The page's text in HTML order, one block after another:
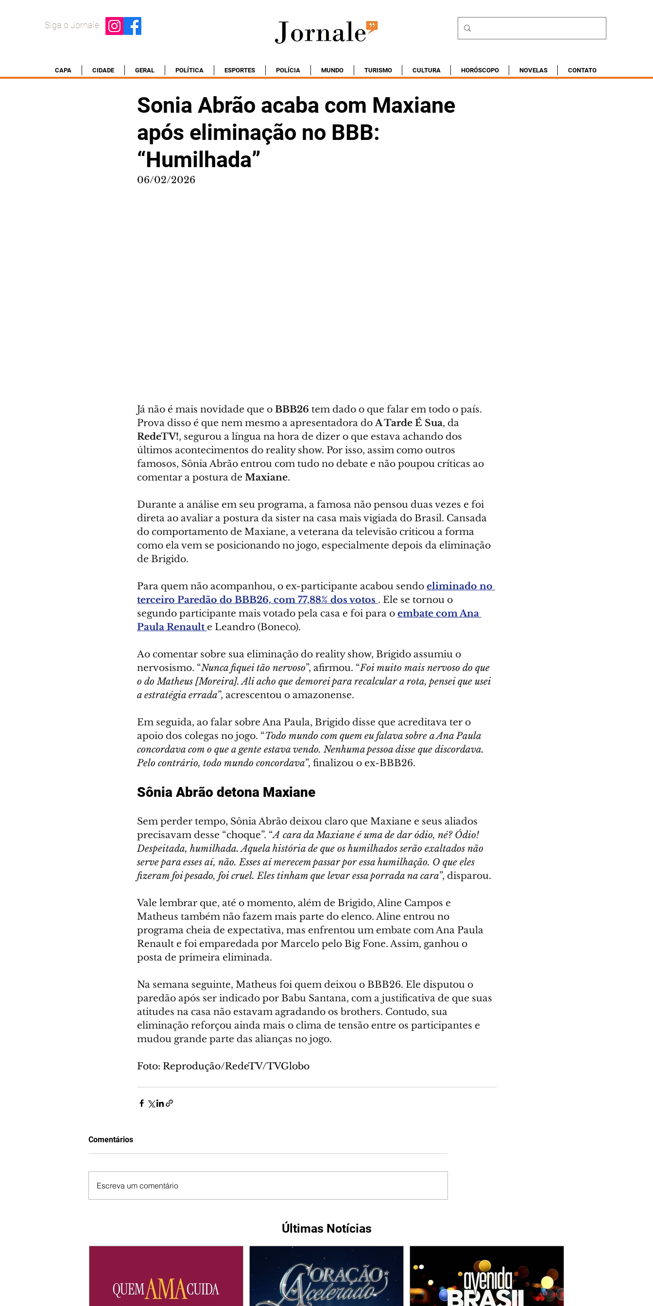
Siga o Jornale
CAPA CIDADE GERAL POLÍTICA ESPORTES POLÍCIA MUNDO TURISMO CULTURA HORÓSCOPO NOVELAS CONTATO
Sonia Abrão acaba com Maxiane
após eliminação no BBB:
“Humilhada”
06/02/2026
Já não é mais novidade que o BBB26 tem dado o que falar em todo o país.
Prova disso é que nem mesmo a apresentadora do A Tarde É Sua, da
RedeTV!, segurou a língua na hora de dizer o que estava achando dos
últimos acontecimentos do reality show. Por isso, assim como outros
famosos, Sônia Abrão entrou com tudo no debate e não poupou críticas ao
comentar a postura de Maxiane.
Durante a análise em seu programa, a famosa não pensou duas vezes e foi
direta ao avaliar a postura da sister na casa mais vigiada do Brasil. Cansada
do comportamento de Maxiane, a veterana da televisão criticou a forma
como ela vem se posicionando no jogo, especialmente depois da eliminação
de Brigido.
Para quem não acompanhou, o ex-participante acabou sendo eliminado no
terceiro Paredão do BBB26, com 77,88% dos votos . Ele se tornou o
segundo participante mais votado pela casa e foi para o embate com Ana
Paula Renault e Leandro (Boneco).
Ao comentar sobre sua eliminação do reality show, Brigido assumiu o
nervosismo. “Nunca fiquei tão nervoso”, afirmou. “Foi muito mais nervoso do que
o do Matheus [Moreira]. Ali acho que demorei para recalcular a rota, pensei que usei
a estratégia errada”, acrescentou o amazonense.
Em seguida, ao falar sobre Ana Paula, Brigido disse que acreditava ter o
apoio dos colegas no jogo. “Todo mundo com quem eu falava sobre a Ana Paula
concordava com o que a gente estava vendo. Nenhuma pessoa disse que discordava.
Pelo contrário, todo mundo concordava”, finalizou o ex-BBB26.
Sônia Abrão detona Maxiane
Sem perder tempo, Sônia Abrão deixou claro que Maxiane e seus aliados
precisavam desse “choque”. “A cara da Maxiane é uma de dar ódio, né? Ódio!
Despeitada, humilhada. Aquela história de que os humilhados serão exaltados não
serve para esses aí, não. Esses aí merecem passar por essa humilhação. O que eles
fizeram foi pesado, foi cruel. Eles tinham que levar essa porrada na cara”, disparou.
Vale lembrar que, até o momento, além de Brigido, Aline Campos e
Matheus também não fazem mais parte do elenco. Aline entrou no
programa cheia de expectativa, mas enfrentou um embate com Ana Paula
Renault e foi emparedada por Marcelo pelo Big Fone. Assim, ganhou o
posta de primeira eliminada.
Na semana seguinte, Matheus foi quem deixou o BBB26. Ele disputou o
paredão após ser indicado por Babu Santana, com a justificativa de que suas
atitudes na casa não estavam agradando os brothers. Contudo, sua
eliminação reforçou ainda mais o clima de tensão entre os participantes e
mudou grande parte das alianças no jogo.
Foto: Reprodução/RedeTV/TVGlobo
Comentários
Escreva um comentário
Últimas Notícias